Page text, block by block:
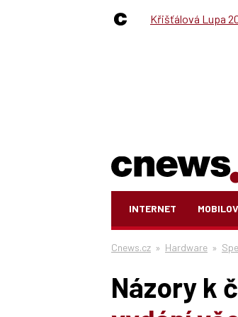
INTERNET
Cnews.cz » Hardware »
Názory k
Křišťálová Lupa